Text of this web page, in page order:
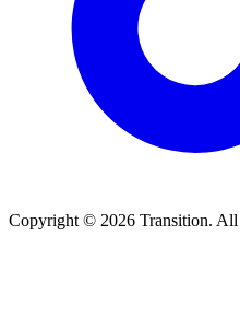
Copyright © 2026 Transition. All